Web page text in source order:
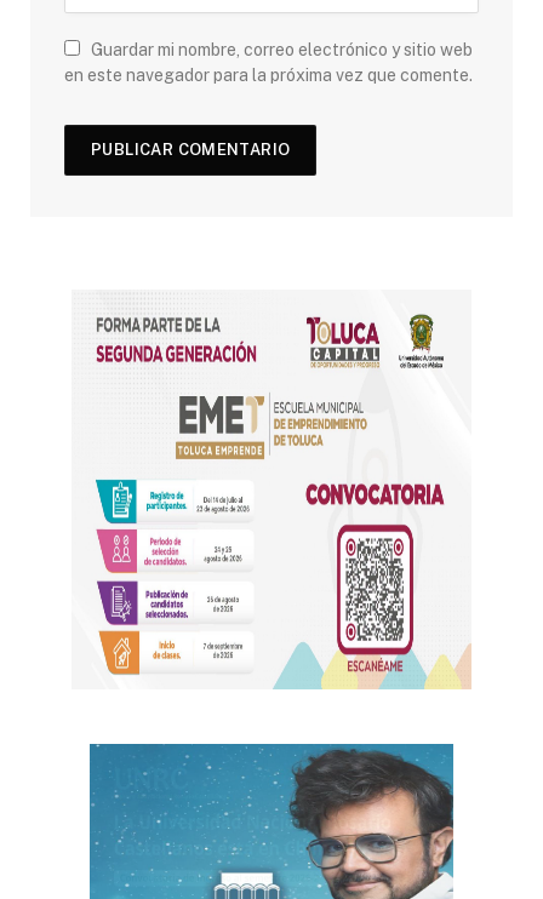
Guardar mi nombre, correo electrónico y sitio web
en este navegador para la próxima vez que comente.